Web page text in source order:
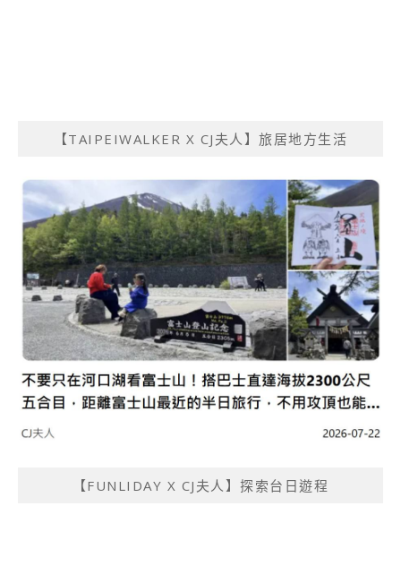
【TAIPEIWALKER X CJ夫人】旅居地方生活
【FUNLIDAY X CJ夫人】探索台日遊程